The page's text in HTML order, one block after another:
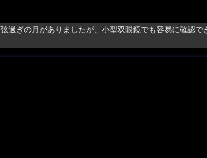
過ぎの月がありましたが、小型双眼鏡でも容易に確認で